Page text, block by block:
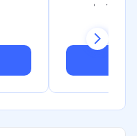
caducidad
1 GB de